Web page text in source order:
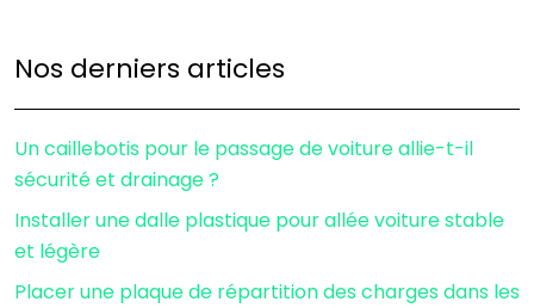
Nos derniers articles
Un caillebotis pour le passage de voiture allie-t-il
sécurité et drainage ?
Installer une dalle plastique pour allée voiture stable
et légère
Placer une plaque de répartition des charges dans les